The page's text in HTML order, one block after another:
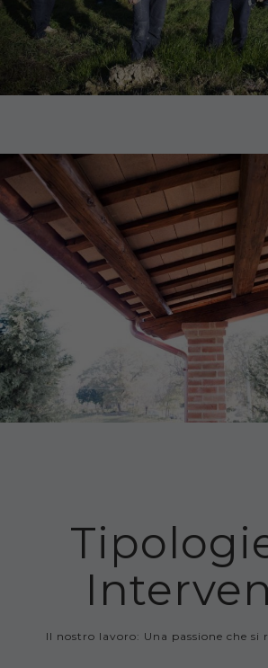
Il nostro lavoro: Una passione che si